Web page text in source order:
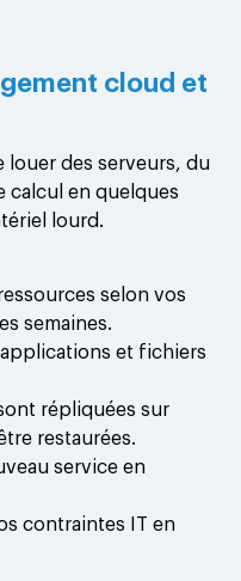
cloud et
louer des serveurs, du
calcul en quelques
lourd.
selon vos
semaines.
applications et fichiers
répliquées sur
restaurées.
service en
contraintes IT en